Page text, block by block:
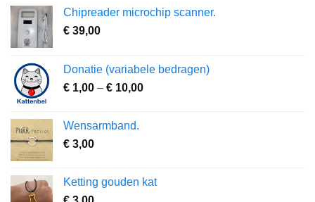
Chipreader microchip scanner.
€ 39,00
Donatie (variabele bedragen)
€ 1,00 – € 10,00Prijsklasse:
Wensarmband.
€ 3,00
Ketting gouden kat